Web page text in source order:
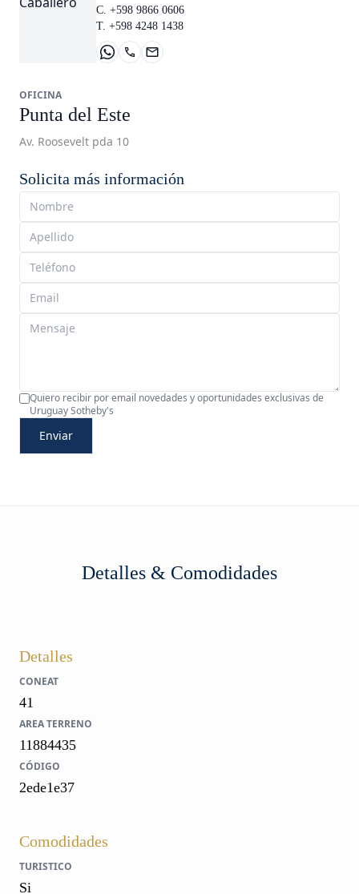
C. +598 9866 0606
T. +598 4248 1438
OFICINA
Punta del Este
Av. Roosevelt pda 10
Solicita más información
Quiero recibir por email novedades y oportunidades exclusivas de
Uruguay Sotheby's
Enviar
Detalles & Comodidades
Detalles
CONEAT
41
AREA TERRENO
11884435
CÓDIGO
2ede1e37
Comodidades
TURISTICO
Si